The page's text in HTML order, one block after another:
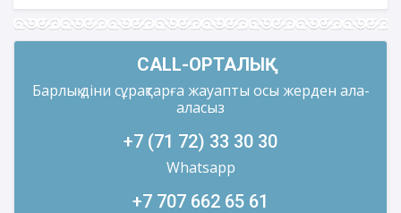
CALL-ОРТАЛЫҚ
Барлық діни сұрақтарға жауапты осы жерден ала-
аласыз
+7 (71 72) 33 30 30
Whatsapp
+7 707 662 65 61